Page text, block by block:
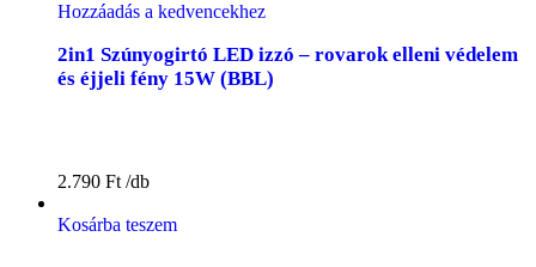
Hozzáadás a kedvencekhez
2in1 Szúnyogirtó LED izzó – rovarok elleni védelem
és éjjeli fény 15W (BBL)
2.790 Ft
Kosárba teszem